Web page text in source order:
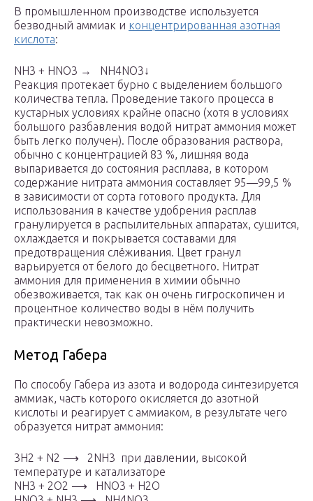
В промышленном производстве используется
безводный аммиак и концентрированная азотная
кислота:
NH3 + HNO3 → NH4NO3↓
Реакция протекает бурно с выделением большого
количества тепла. Проведение такого процесса в
кустарных условиях крайне опасно (хотя в условиях
большого разбавления водой нитрат аммония может
быть легко получен). После образования раствора,
обычно с концентрацией 83 %, лишняя вода
выпаривается до состояния расплава, в котором
содержание нитрата аммония составляет 95—99,5 %
в зависимости от сорта готового продукта. Для
использования в качестве удобрения расплав
гранулируется в распылительных аппаратах, сушится,
охлаждается и покрывается составами для
предотвращения слёживания. Цвет гранул
варьируется от белого до бесцветного. Нитрат
аммония для применения в химии обычно
обезвоживается, так как он очень гигроскопичен и
процентное количество воды в нём получить
практически невозможно.
Метод Габера
По способу Габера из азота и водорода синтезируется
аммиак, часть которого окисляется до азотной
кислоты и реагирует с аммиаком, в результате чего
образуется нитрат аммония:
3H2 + N2 ⟶ 2NH3 при давлении, высокой
температуре и катализаторе
NH3 + 2O2 ⟶ HNO3 + H2O